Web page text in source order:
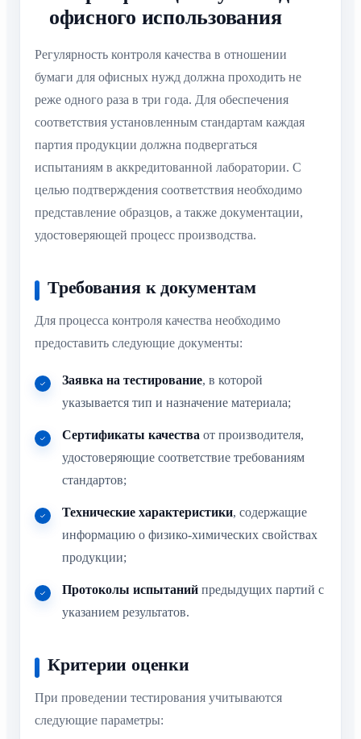
офисного использования
Регулярность контроля качества в отношении
бумаги для офисных нужд должна проходить не
реже одного раза в три года. Для обеспечения
соответствия установленным стандартам каждая
партия продукции должна подвергаться
испытаниям в аккредитованной лаборатории. С
целью подтверждения соответствия необходимо
представление образцов, а также документации,
удостоверяющей процесс производства.
Требования к документам
Для процесса контроля качества необходимо
предоставить следующие документы:
Заявка на тестирование, в которой
указывается тип и назначение материала;
Сертификаты качества от производителя,
удостоверяющие соответствие требованиям
стандартов;
Технические характеристики, содержащие
информацию о физико-химических свойствах
продукции;
Протоколы испытаний предыдущих партий с
указанием результатов.
Критерии оценки
При проведении тестирования учитываются
следующие параметры: